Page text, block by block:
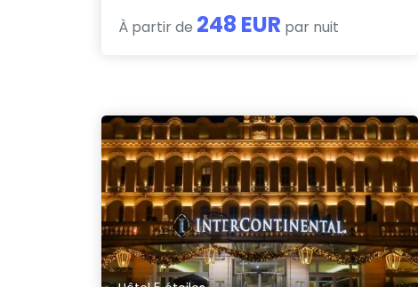
À partir de 248 EUR par nuit